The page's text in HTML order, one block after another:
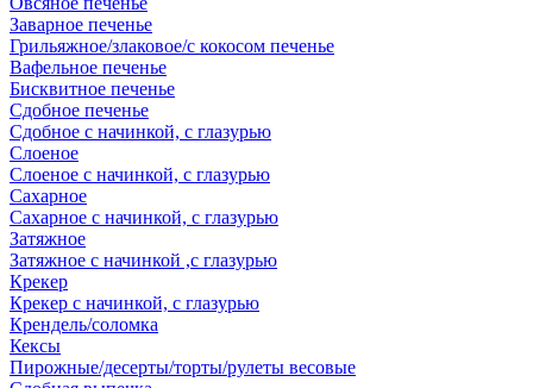
Заварное печенье
Грильяжное/злаковое/с кокосом печенье
Вафельное печенье
Бисквитное печенье
Сдобное печенье
Сдобное с начинкой, с глазурью
Слоеное
Слоеное с начинкой, с глазурью
Сахарное
Сахарное с начинкой, с глазурью
Затяжное
Затяжное с начинкой ,с глазурью
Крекер
Крекер с начинкой, с глазурью
Крендель/соломка
Кексы
Пирожные/десерты/торты/рулеты весовые